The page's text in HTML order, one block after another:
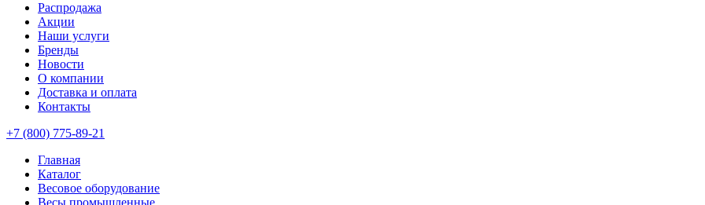
Распродажа
Акции
Наши услуги
Бренды
Новости
О компании
Доставка и оплата
Контакты
+7 (800) 775-89-21
Главная
Каталог
Весовое оборудование
Весы промышленные